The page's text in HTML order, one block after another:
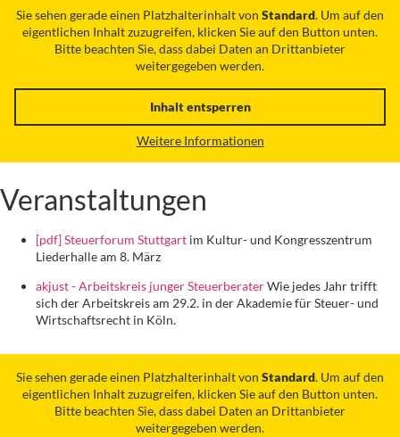
Sie sehen gerade einen Platzhalterinhalt von Standard. Um auf den
eigentlichen Inhalt zuzugreifen, klicken Sie auf den Button unten.
Bitte beachten Sie, dass dabei Daten an Drittanbieter
weitergegeben werden.
Inhalt entsperren
Weitere Informationen
Veranstaltungen
[pdf] Steuerforum Stuttgart im Kultur- und Kongresszentrum
Liederhalle am 8. März
akjust - Arbeitskreis junger SteuerberaterWie jedes Jahr trifft
sich der Arbeitskreis am 29.2. in der Akademie für Steuer- und
Wirtschaftsrecht in Köln.
Sie sehen gerade einen Platzhalterinhalt von Standard. Um auf den
eigentlichen Inhalt zuzugreifen, klicken Sie auf den Button unten.
Bitte beachten Sie, dass dabei Daten an Drittanbieter
weitergegeben werden.